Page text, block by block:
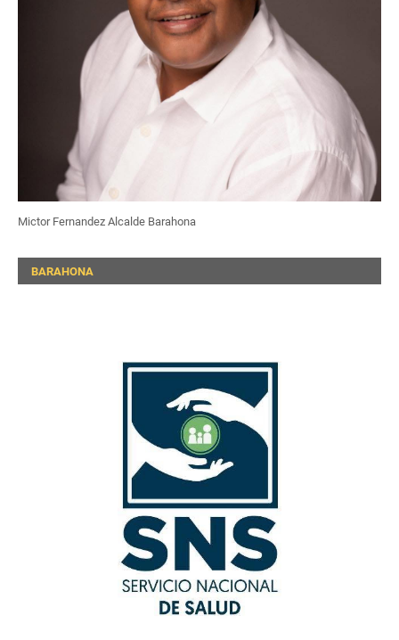
Mictor Fernandez Alcalde Barahona
BARAHONA